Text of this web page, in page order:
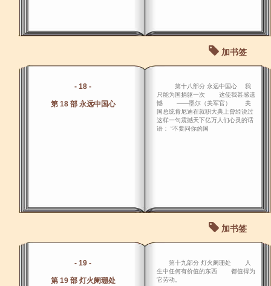
加书签
- 18 -
第 18 部 永远中国心
第十八部分 永远中国心 我
只能为国捐躯一次 这使我甚感遗
憾 ――墨尔（美军官） 美
国总统肯尼迪在就职大典上曾经说过
这样一句震撼天下亿万人们心灵的话
语： “不要问你的国
加书签
- 19 -
第 19 部 灯火阑珊处
第十九部分 灯火阑珊处 人
生中任何有价值的东西 都值得为
它劳动。